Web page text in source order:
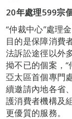
20年處理599宗
“仲裁中心”處理
目的是保障消費
法訴訟途徑以外
拗不已的個案，
亞太區首個專門
續邀請內地各省
護消費者機構及
更優質的服務。